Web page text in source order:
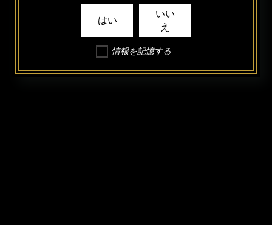
はい
いい
え
情報を記憶する